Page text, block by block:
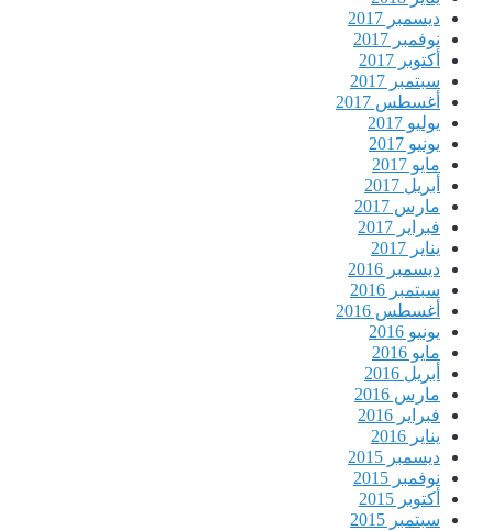
ديسمبر 2017
نوفمبر 2017
أكتوبر 2017
سبتمبر 2017
أغسطس 2017
يوليو 2017
يونيو 2017
مايو 2017
أبريل 2017
مارس 2017
فبراير 2017
يناير 2017
ديسمبر 2016
سبتمبر 2016
أغسطس 2016
يونيو 2016
مايو 2016
أبريل 2016
مارس 2016
فبراير 2016
يناير 2016
ديسمبر 2015
نوفمبر 2015
أكتوبر 2015
سبتمبر 2015